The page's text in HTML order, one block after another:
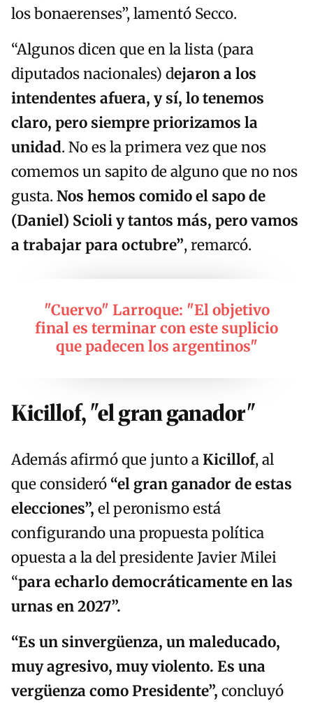
los bonaerenses”, lamentó Secco.
“Algunos dicen que en la lista (para
diputados nacionales) dejaron a los
intendentes afuera, y sí, lo tenemos
claro, pero siempre priorizamos la
unidad. No es la primera vez que nos
comemos un sapito de alguno que no nos
gusta. Nos hemos comido el sapo de
(Daniel) Scioli y tantos más, pero vamos
a trabajar para octubre”, remarcó.
"Cuervo" Larroque: "El objetivo
final es terminar con este suplicio
que padecen los argentinos"
Kicillof, "el gran ganador"
Además afirmó que junto aKicillof, al
que consideró “el gran ganador de estas
elecciones”, el peronismo está
configurando una propuesta política
opuesta a la del presidente Javier Milei
“para echarlo democráticamente en las
urnas en 2027”.
“Es un sinvergüenza, un maleducado,
muy agresivo, muy violento. Es una
vergüenza como Presidente”, concluyó